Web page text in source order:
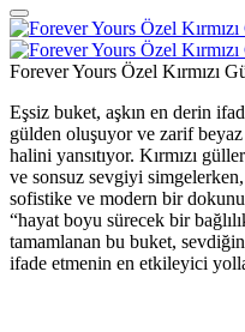
Forever Yours Özel Kırmızı
Eşsiz buket, aşkın en derin
gülden oluşuyor ve zarif
halini yansıtıyor. Kırmızı
ve sonsuz sevgiyi simgelerken,
sofistike ve modern bir
“hayat boyu sürecek bir
tamamlanan bu buket,
ifade etmenin en etkileyici